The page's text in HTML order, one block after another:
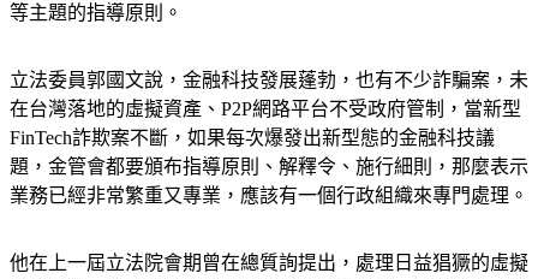
間的關係定義、對營運系統、資訊揭露、內稽內控、境外幣商
立法委員郭國文說，金融科技發展蓬勃，也有不少詐騙案，未
在台灣落地的虛擬資產、P2P網路平台不受政府管制，當新型
FinTech詐欺案不斷，如果每次爆發出新型態的金融科技議
題，金管會都要頒布指導原則、解釋令、施行細則，那麼表示